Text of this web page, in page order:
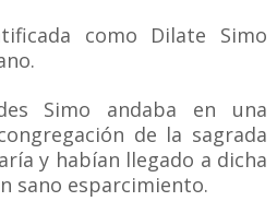
como Dilate Simo
Simo andaba en una
de la sagrada
y habían llegado a dicha
sano esparcimiento.